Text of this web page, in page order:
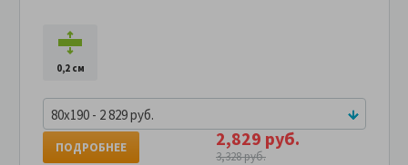
0,2 см
80x190 - 2 829 руб.
2,829 руб.
3,328 руб.
ПОДРОБНЕЕ